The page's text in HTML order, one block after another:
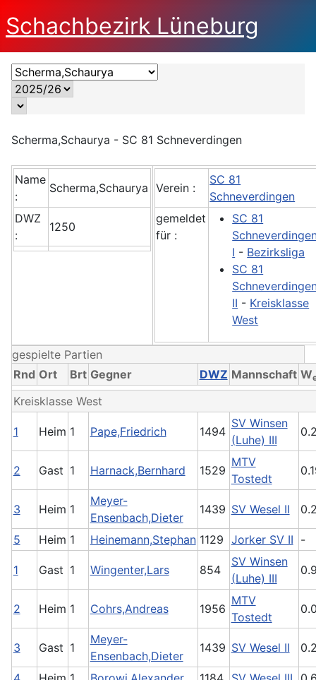
Schachbezirk Lüneburg
Scherma,Schaurya - SC 81 Schneverdingen
Name
:
Scherma,Schaurya
DWZ
:
1250
Verein :
SC 81
Schneverdingen
gemeldet
für :
SC 81
I - Bezirksliga
SC 81
II - Kreisklasse
West
gespielte Partien
Rnd Ort Brt Gegner DWZ Mannschaft W
Kreisklasse West
1 Heim 1 Pape,Friedrich 1494
SV Winsen
(Luhe) III
2 Gast 1 Harnack,Bernhard 1529
MTV
Tostedt
3 Heim 1
Meyer-
Ensenbach,Dieter
1439 SV Wesel II
5 Heim 1 Heinemann,Stephan 1129 Jorker SV II -
1 Gast 1 Wingenter,Lars 854
SV Winsen
(Luhe) III
2 Heim 1 Cohrs,Andreas 1956
MTV
Tostedt
3 Gast 1
Meyer-
Ensenbach,Dieter
1439 SV Wesel II